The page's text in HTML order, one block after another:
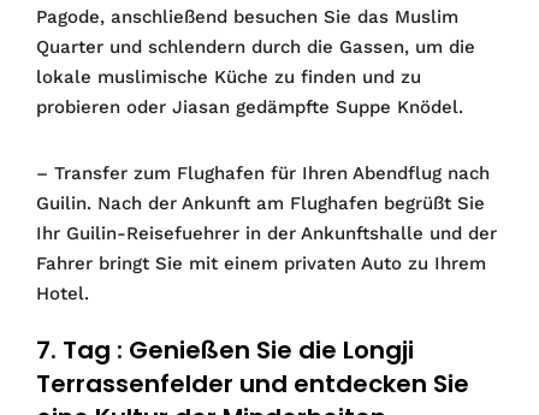
Pagode, anschließend besuchen Sie das Muslim
Quarter und schlendern durch die Gassen, um die
lokale muslimische Küche zu finden und zu
probieren oder Jiasan gedämpfte Suppe Knödel.
– Transfer zum Flughafen für Ihren Abendflug nach
Guilin. Nach der Ankunft am Flughafen begrüßt Sie
Ihr Guilin-Reisefuehrer in der Ankunftshalle und der
Fahrer bringt Sie mit einem privaten Auto zu Ihrem
Hotel.
7. Tag : Genießen Sie die Longji
Terrassenfelder und entdecken Sie